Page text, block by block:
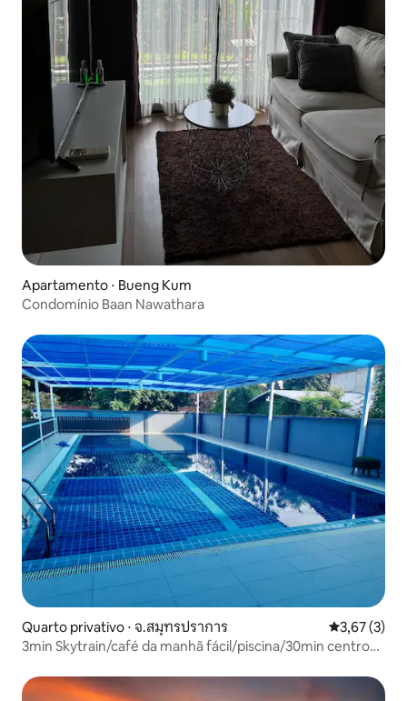
Apartamento ⋅ Bueng Kum
Condomínio Baan Nawathara
Quarto privativo ⋅ จ.สมุทรปราการ 3,67 de
3,67 (3)
3min Skytrain/café da manhã fácil/piscina/30min centro